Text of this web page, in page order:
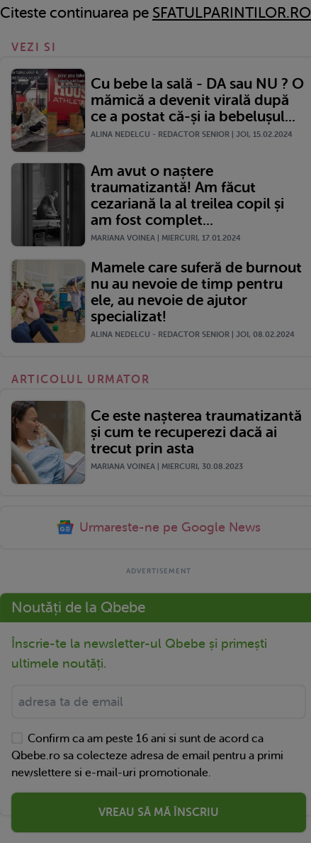
Citeste continuarea pe SFATULPARINTILOR.RO
VEZI SI
Cu bebe la sală - DA sau NU ? O
mămică a devenit virală după
ce a postat că-și ia bebelușul...
ALINA NEDELCU - REDACTOR SENIOR | JOI, 15.02.2024
Am avut o naștere
traumatizantă! Am făcut
cezariană la al treilea copil și
am fost complet...
MARIANA VOINEA | MIERCURI, 17.01.2024
Mamele care suferă de burnout
nu au nevoie de timp pentru
ele, au nevoie de ajutor
specializat!
ALINA NEDELCU - REDACTOR SENIOR | JOI, 08.02.2024
ARTICOLUL URMATOR
Ce este nașterea traumatizantă
și cum te recuperezi dacă ai
trecut prin asta
MARIANA VOINEA | MIERCURI, 30.08.2023
Urmareste-ne pe Google News
Noutăți de la Qbebe
Înscrie-te la newsletter-ul Qbebe și primești
ultimele noutăți.
Confirm ca am peste 16 ani si sunt de acord ca
Qbebe.ro sa colecteze adresa de email pentru a primi
newslettere si e-mail-uri promotionale.
VREAU SĂ MĂ ÎNSCRIU